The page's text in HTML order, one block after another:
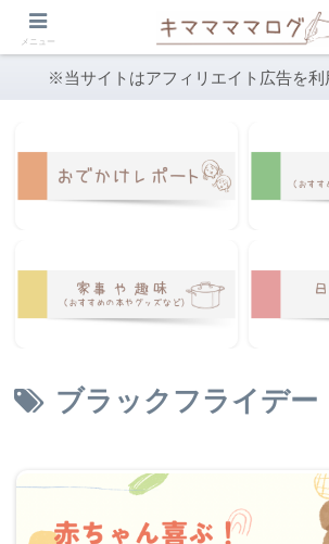
※当サイトはアフィリエイト広告を利
ブラックフライデー
メニュー